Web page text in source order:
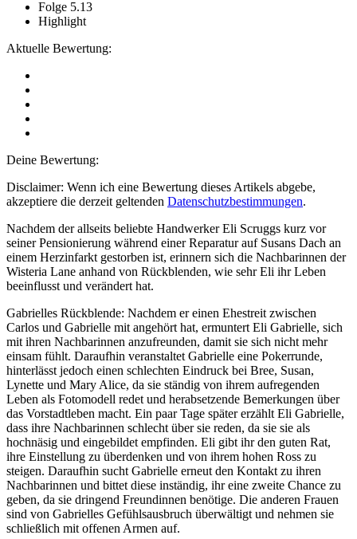
Folge 5.13
Highlight
Aktuelle Bewertung:
Deine Bewertung:
Disclaimer: Wenn ich eine Bewertung dieses Artikels abgebe,
akzeptiere die derzeit geltenden Datenschutzbestimmungen.
Nachdem der allseits beliebte Handwerker Eli Scruggs kurz vor
seiner Pensionierung während einer Reparatur auf Susans Dach an
einem Herzinfarkt gestorben ist, erinnern sich die Nachbarinnen der
Wisteria Lane anhand von Rückblenden, wie sehr Eli ihr Leben
beeinflusst und verändert hat.
Gabrielles Rückblende: Nachdem er einen Ehestreit zwischen
Carlos und Gabrielle mit angehört hat, ermuntert Eli Gabrielle, sich
mit ihren Nachbarinnen anzufreunden, damit sie sich nicht mehr
einsam fühlt. Daraufhin veranstaltet Gabrielle eine Pokerrunde,
hinterlässt jedoch einen schlechten Eindruck bei Bree, Susan,
Lynette und Mary Alice, da sie ständig von ihrem aufregenden
Leben als Fotomodell redet und herabsetzende Bemerkungen über
das Vorstadtleben macht. Ein paar Tage später erzählt Eli Gabrielle,
dass ihre Nachbarinnen schlecht über sie reden, da sie sie als
hochnäsig und eingebildet empfinden. Eli gibt ihr den guten Rat,
ihre Einstellung zu überdenken und von ihrem hohen Ross zu
steigen. Daraufhin sucht Gabrielle erneut den Kontakt zu ihren
Nachbarinnen und bittet diese inständig, ihr eine zweite Chance zu
geben, da sie dringend Freundinnen benötige. Die anderen Frauen
sind von Gabrielles Gefühlsausbruch überwältigt und nehmen sie
schließlich mit offenen Armen auf.